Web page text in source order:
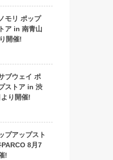
モリ ポップ
ア in 南青山
開催!
ブウェイ ポ
ストア in 渋
り開催!
プアップスト
8月7
!